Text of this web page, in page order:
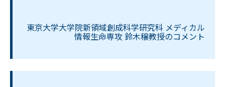
東京大学大学院新領域創成科学研究科 メディカル
情報生命専攻 鈴木穣教授のコメント